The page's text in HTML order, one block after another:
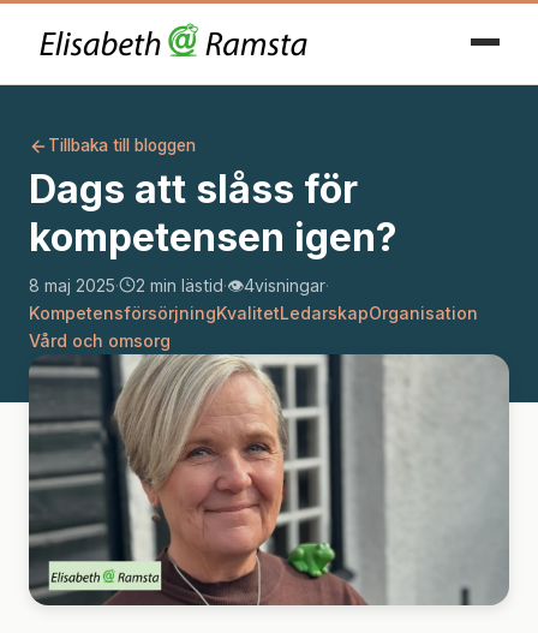
Tillbaka till bloggen
Dags att slåss för
kompetensen igen?
8 maj 2025· 2 min lästid·👁️4visningar·
KompetensförsörjningKvalitetLedarskapOrganisation
Vård och omsorg